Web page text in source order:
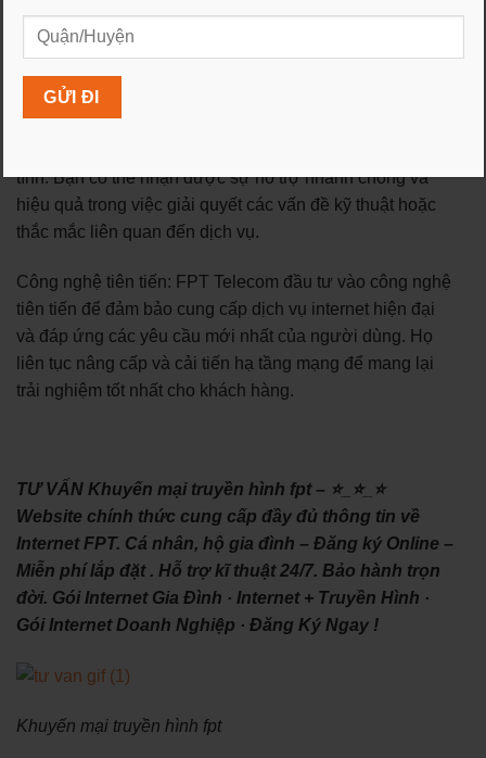
điện thoại cố định và di động. Điều này giúp người dùng
tiết kiệm thời gian và công sức khi có thể tận hưởng
nhiều dịch vụ trong một gói duy nhất.
Hỗ trợ khách hàng chuyên nghiệp: FPT Telecom có đội
tình. Bạn có thể nhận được sự hỗ trợ nhanh chóng và
hiệu quả trong việc giải quyết các vấn đề kỹ thuật hoặc
thắc mắc liên quan đến dịch vụ.
Công nghệ tiên tiến: FPT Telecom đầu tư vào công nghệ
tiên tiến để đảm bảo cung cấp dịch vụ internet hiện đại
và đáp ứng các yêu cầu mới nhất của người dùng. Họ
liên tục nâng cấp và cải tiến hạ tầng mạng để mang lại
trải nghiệm tốt nhất cho khách hàng.
TƯ VẤN Khuyến mại truyền hình fpt – ⭐_⭐_⭐
Website chính thức cung cấp đầy đủ thông tin về
Internet FPT. Cá nhân, hộ gia đình – Đăng ký Online –
Miễn phí lắp đặt . Hỗ trợ kĩ thuật 24/7. Bảo hành trọn
đời. ‎Gói Internet Gia Đình · ‎Internet + Truyền Hình ·
‎Gói Internet Doanh Nghiệp · ‎Đăng Ký Ngay !
Khuyến mại truyền hình fpt